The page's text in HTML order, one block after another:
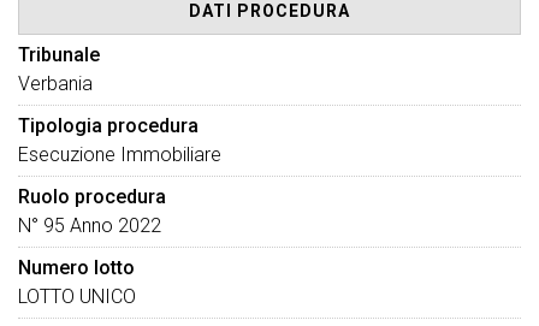
DATI PROCEDURA
Tribunale
Verbania
Tipologia procedura
Esecuzione Immobiliare
Ruolo procedura
N° 95 Anno 2022
Numero lotto
LOTTO UNICO